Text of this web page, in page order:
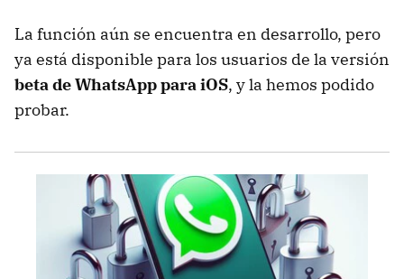
La función aún se encuentra en desarrollo, pero
ya está disponible para los usuarios de la versión
beta de WhatsApp para iOS, y la hemos podido
probar.